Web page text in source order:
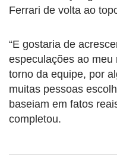
Ferrari de volta ao
“E gostaria de
especulações ao meu
torno da equipe, por
muitas pessoas
baseiam em fatos
completou.